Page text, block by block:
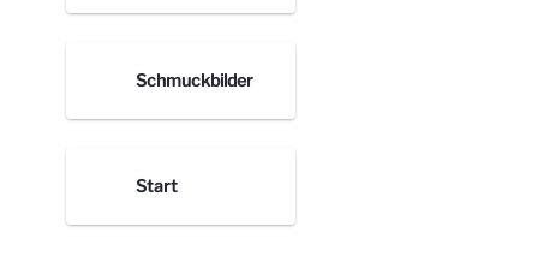
Schmuckbilder
Start